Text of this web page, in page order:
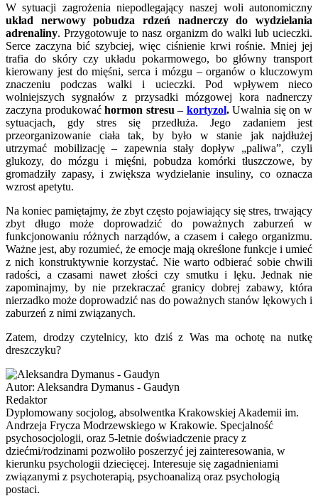
W sytuacji zagrożenia niepodlegający naszej woli autonomiczny
układ nerwowy pobudza rdzeń nadnerczy do wydzielania
adrenaliny. Przygotowuje to nasz organizm do walki lub ucieczki.
Serce zaczyna bić szybciej, więc ciśnienie krwi rośnie. Mniej jej
trafia do skóry czy układu pokarmowego, bo główny transport
kierowany jest do mięśni, serca i mózgu – organów o kluczowym
znaczeniu podczas walki i ucieczki. Pod wpływem nieco
wolniejszych sygnałów z przysadki mózgowej kora nadnerczy
zaczyna produkowaćhormon stresu – kortyzol.Uwalnia się on w
sytuacjach, gdy stres się przedłuża. Jego zadaniem jest
przeorganizowanie ciała tak, by było w stanie jak najdłużej
utrzymać mobilizację – zapewnia stały dopływ „paliwa”, czyli
glukozy, do mózgu i mięśni, pobudza komórki tłuszczowe, by
gromadziły zapasy, i zwiększa wydzielanie insuliny, co oznacza
wzrost apetytu.
Na koniec pamiętajmy, że zbyt często pojawiający się stres, trwający
zbyt długo może doprowadzić do poważnych zaburzeń w
funkcjonowaniu różnych narządów, a czasem i całego organizmu.
Ważne jest, aby rozumieć, że emocje mają określone funkcje i umieć
z nich konstruktywnie korzystać. Nie warto odbierać sobie chwili
radości, a czasami nawet złości czy smutku i lęku. Jednak nie
zapominajmy, by nie przekraczać granicy dobrej zabawy, która
nierzadko może doprowadzić nas do poważnych stanów lękowych i
zaburzeń z nimi związanych.
Zatem, drodzy czytelnicy, kto dziś z Was ma ochotę na nutkę
dreszczyku?
Autor: Aleksandra Dymanus - Gaudyn
Redaktor
Dyplomowany socjolog, absolwentka Krakowskiej Akademii im.
Andrzeja Frycza Modrzewskiego w Krakowie. Specjalność
psychosocjologii, oraz 5-letnie doświadczenie pracy z
dziećmi/rodzinami pozwoliło poszerzyć jej zainteresowania, w
kierunku psychologii dziecięcej. Interesuje się zagadnieniami
związanymi z psychoterapią, psychoanalizą oraz psychologią
postaci.